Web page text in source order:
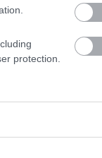
protection.
a
lesz-e
hogy